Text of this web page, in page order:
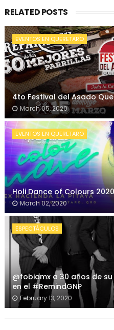
RELATED POSTS
EVENTOS EN QUERETARO
4to Festival del Asado
March 05, 2020
EVENTOS EN QUERETARO
Holi Dance of Colours
March 02, 2020
ESPECTÁCULOS
@fobiamx a 30 años de
en el #RemindGNP
February 13, 2020